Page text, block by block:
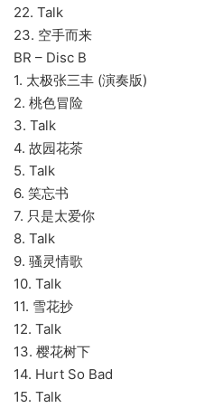
22. Talk
23. 空手而来
BR – Disc B
1. 太极张三丰 (演奏版)
2. 桃色冒险
3. Talk
4. 故园花茶
5. Talk
6. 笑忘书
7. 只是太爱你
8. Talk
9. 骚灵情歌
10. Talk
11. 雪花抄
12. Talk
13. 樱花树下
14. Hurt So Bad
15. Talk